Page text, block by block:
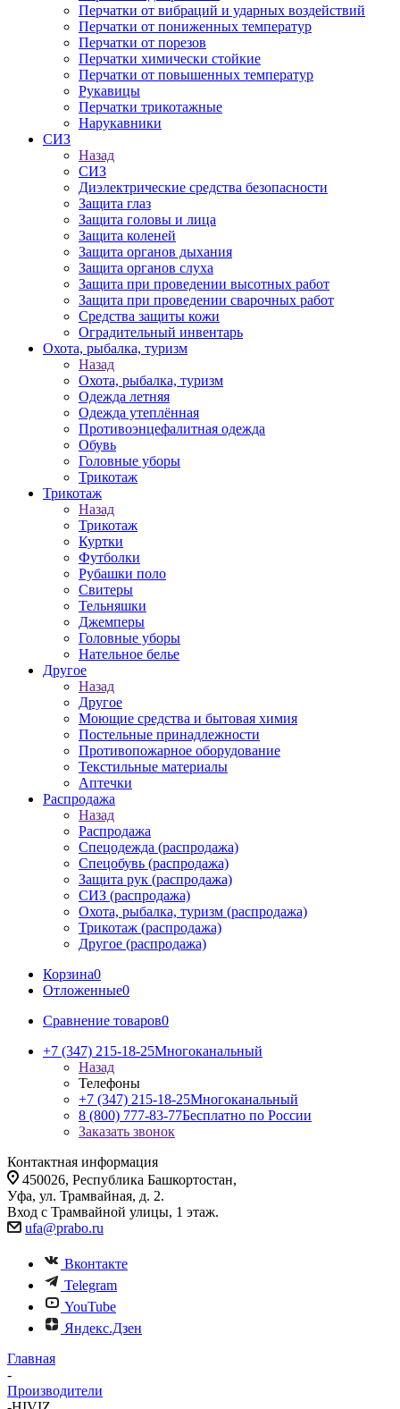
Перчатки от вибраций и ударных воздействий
Перчатки от пониженных температур
Перчатки от порезов
Перчатки химически стойкие
Перчатки от повышенных температур
Рукавицы
Перчатки трикотажные
Нарукавники
СИЗ
Назад
СИЗ
Диэлектрические средства безопасности
Защита глаз
Защита головы и лица
Защита коленей
Защита органов дыхания
Защита органов слуха
Защита при проведении высотных работ
Защита при проведении сварочных работ
Средства защиты кожи
Оградительный инвентарь
Охота, рыбалка, туризм
Назад
Охота, рыбалка, туризм
Одежда летняя
Одежда утеплённая
Противоэнцефалитная одежда
Обувь
Головные уборы
Трикотаж
Трикотаж
Назад
Трикотаж
Куртки
Футболки
Рубашки поло
Свитеры
Тельняшки
Джемперы
Головные уборы
Нательное белье
Другое
Назад
Другое
Моющие средства и бытовая химия
Постельные принадлежности
Противопожарное оборудование
Текстильные материалы
Аптечки
Распродажа
Назад
Распродажа
Спецодежда (распродажа)
Спецобувь (распродажа)
Защита рук (распродажа)
СИЗ (распродажа)
Охота, рыбалка, туризм (распродажа)
Трикотаж (распродажа)
Другое (распродажа)
Корзина0
Отложенные0
Сравнение товаров0
+7 (347) 215-18-25Многоканальный
Назад
Телефоны
+7 (347) 215-18-25Многоканальный
8 (800) 777-83-77Бесплатно по России
Заказать звонок
Контактная информация
450026, Республика Башкортостан,
Уфа, ул. Трамвайная, д. 2.
Вход с Трамвайной улицы, 1 этаж.
ufa@prabo.ru
Вконтакте
Telegram
YouTube
Яндекс.Дзен
Главная
-
Производители